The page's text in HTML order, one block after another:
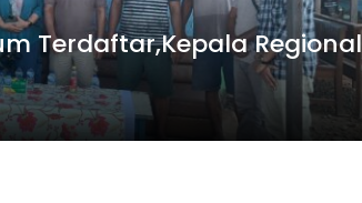
Terdaftar,Kepala Regional